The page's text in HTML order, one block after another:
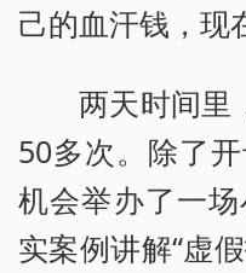
己的血汗钱，现
两天时间里
50多次。除了
机会举办了一
实案例讲解“虚